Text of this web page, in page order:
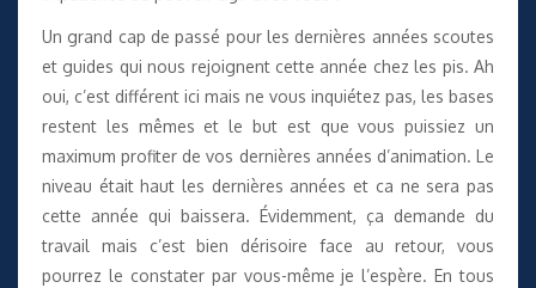
Un grand cap de passé pour les dernières années scoutes
et guides qui nous rejoignent cette année chez les pis. Ah
oui, c’est différent ici mais ne vous inquiétez pas, les bases
restent les mêmes et le but est que vous puissiez un
maximum profiter de vos dernières années d’animation. Le
niveau était haut les dernières années et ca ne sera pas
cette année qui baissera. Évidemment, ça demande du
travail mais c’est bien dérisoire face au retour, vous
pourrez le constater par vous-même je l’espère. En tous